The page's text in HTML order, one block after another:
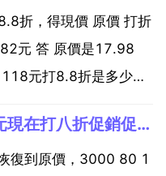
折，得現價 原價 打折
元 答 原價是17.98
元打8.8折是多少
一件商品的原價是3000元現在打八折促銷促銷活
復到原價，3000 80 1